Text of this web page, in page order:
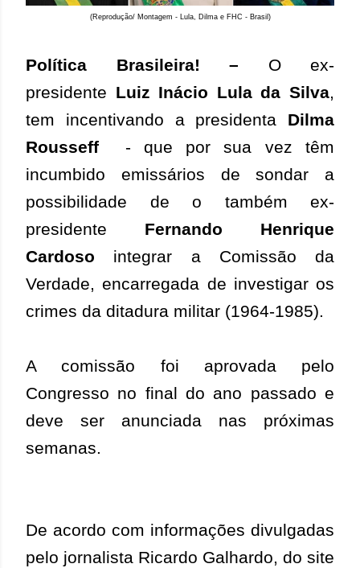
(Reprodução/ Montagem - Lula, Dilma e FHC - Brasil)
Política Brasileira! – O
ex-
presidente Luiz Inácio Lula da Silva,
tem incentivando a presidenta
Dilma
Rousseff - que por sua vez têm
incumbido emissários de sondar a
possibilidade de o também ex-
presidente Fernando Henrique
Cardoso integrar a
Comissão da
Verdade, encarregada de investigar os
crimes da ditadura militar (1964-1985).
A comissão foi
aprovada pelo
Congresso no final do ano passado e
deve ser anunciada nas próximas
semanas.
De acordo com informações divulgadas
pelo jornalista Ricardo Galhardo, do site